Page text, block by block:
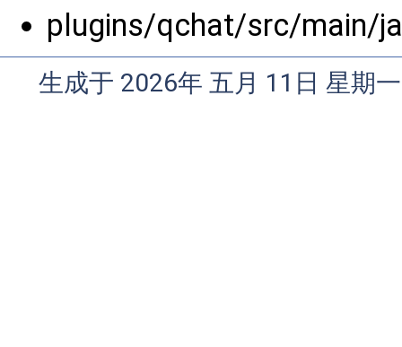
plugins/qchat/src/main/
生成于 2026年 五月 11日 星期